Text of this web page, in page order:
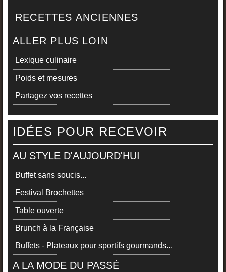
RECETTES ANCIENNES
ALLER PLUS LOIN
Lexique culinaire
Poids et mesures
Partagez vos recettes
IDÉES POUR RECEVOIR
AU STYLE D'AUJOURD'HUI
Buffet sans soucis...
Festival Brochettes
Table ouverte
Brunch à la Française
Buffets - Plateaux pour sportifs gourmands...
A LA MODE DU PASSÉ